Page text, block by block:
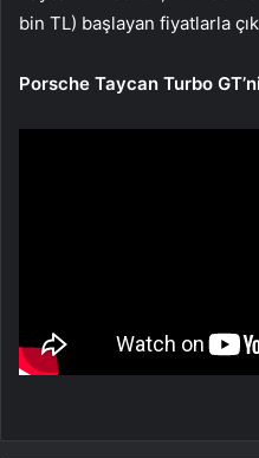
bin TL) başlayan fiyatlarla
Porsche Taycan Turbo